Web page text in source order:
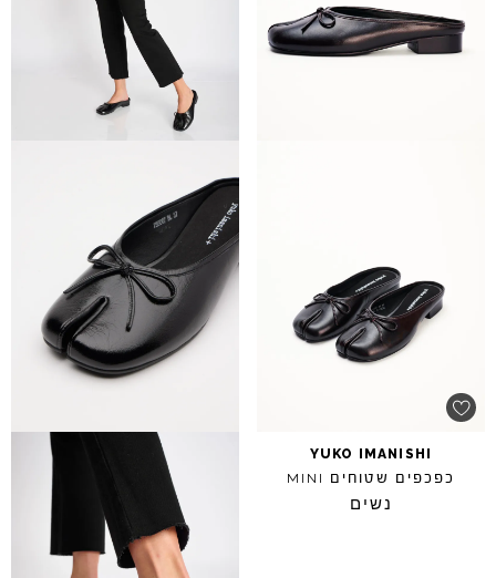
YUKO IMANISHI
כפכפים שטוחים MINI
נשים